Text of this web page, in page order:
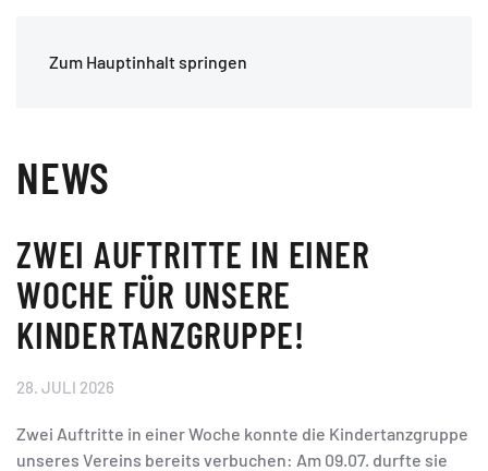
Zum Hauptinhalt springen
NEWS
ZWEI AUFTRITTE IN EINER
WOCHE FÜR UNSERE
KINDERTANZGRUPPE!
28. JULI 2026
Zwei Auftritte in einer Woche konnte die Kindertanzgruppe
unseres Vereins bereits verbuchen: Am 09.07. durfte sie